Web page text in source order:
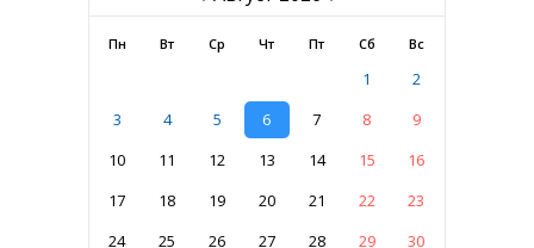
Пн Вт Ср Чт Пт Сб Вс
1
2
3
4 5 6 7 8
9
10
11 12 13 14 15
16
17
18 19 20 21 22
23
24
25 26 27 28 29
30